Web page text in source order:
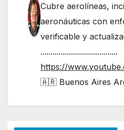
Cubre aerolíneas,
aeronáuticas con
verificable y
......................................
https://
🇦🇷 Buenos Aires